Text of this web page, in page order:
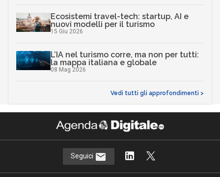
Ecosistemi travel-tech: startup, AI e
nuovi modelli per il turismo
15 Giu 2026
L’IA nel turismo corre, ma non per tutti:
la mappa italiana e globale
08 Mag 2026
Vedi tutti gli approfondimenti >
Seguici